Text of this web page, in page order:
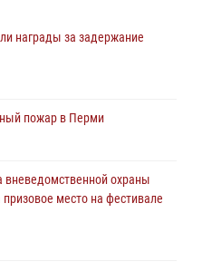
при задержании
награды за задержание
пожар в Перми
вневедомственной охраны
место на фестивале